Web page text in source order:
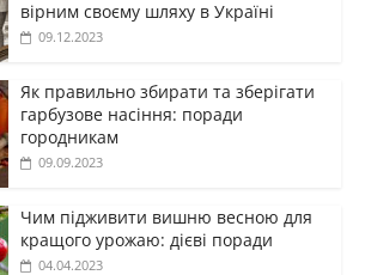
вірним своєму шляху в Україні
09.12.2023
Як правильно збирати та зберігати
гарбузове насіння: поради
городникам
09.09.2023
Чим підживити вишню весною для
кращого урожаю: дієві поради
04.04.2023